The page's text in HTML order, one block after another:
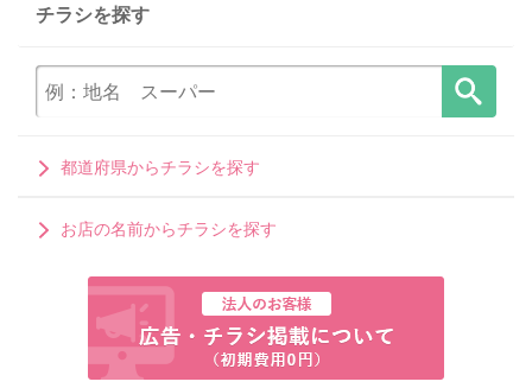
チラシを探す
都道府県からチラシを探す
お店の名前からチラシを探す